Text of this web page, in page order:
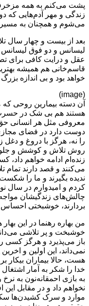
پشت می‌کنم به همه
زندگی و مهر آدم‌هایی که
می‌شوم و همچنان به
بعد از بیست و چهار سال
لیسانس و دو فوق لیسانس
عقل و درایت کافی برای
قاسم‌خانی هم همیشه
خواهد بود و بی اندازه
(image)
آن دسته بیمارین روحی که
هستند هم بی شک در حسرت
معروفی مثل هر انسانی
دوست دارد در فضای
را نه، هرگز با دروغ و
روش تلاش و کوشش و جلو
زنده‌ام ادامه خواهم
می‌کنند و قصد دارند تمام
ندیده بگیرند و ما را
کردم و امیدوارم در سال
چالش‌های زندگیشان
بردارند، خوشبختی
من بهاره رهنما در این
خوشبخت و پر تلاشی
باز می‌پذیرد و هرگز
نمی‌داند، این اولین و
هست، حالا بیماران بیکار
خدا را شکر به آمار
به بازی احمقانه‌نون به
نخواهم داد و در مقابل
موارد و سرک کشیدن‌ها